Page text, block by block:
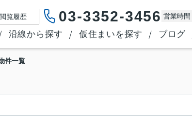
閲覧履歴 03-3352-3456 営業時間
沿線から探す 仮住まいを探す ブログ
件一覧